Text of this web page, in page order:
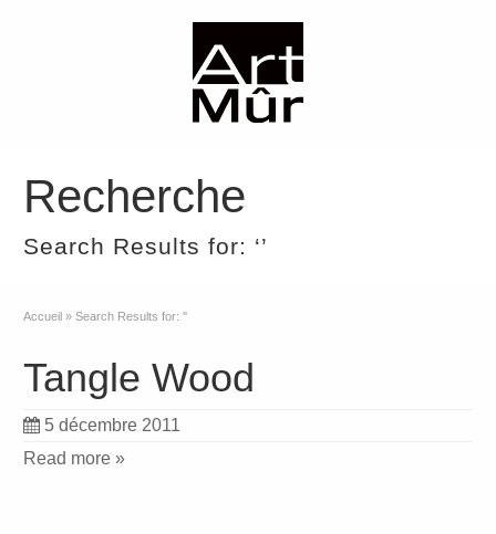
Recherche
Search Results for: ‘’
Accueil » Search Results for: ''
Tangle Wood
5 décembre 2011
Read more »